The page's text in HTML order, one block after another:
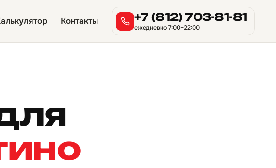
Контакты +7 (812) 703-81-81
ежедневно 7:00–22:00